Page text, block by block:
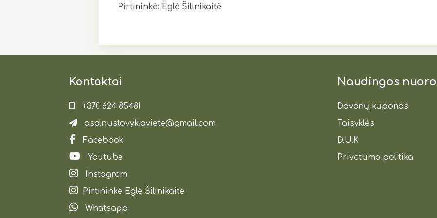
Pirtininkė: Eglė Šilinikaitė
Kontaktai
+370 624 85481
asalnustovyklaviete@gmail.com
Facebook
Youtube
Instagram
Pirtininkė Eglė Šilinikaitė
Whatsapp
Naudingos
Dovanų kuponas
Taisyklės
D.U.K
Privatumo politika